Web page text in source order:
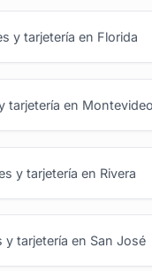
y tarjetería en Florida
tarjetería en Montevideo
y tarjetería en Rivera
tarjetería en San José